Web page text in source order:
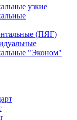
узкие
(ПЯГ)
"Эконом"